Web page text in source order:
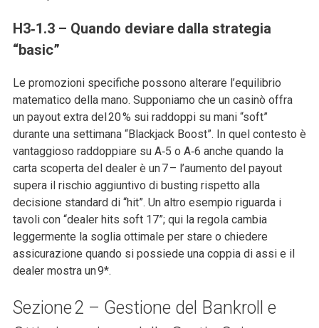
H3‑1.3 – Quando deviare dalla strategia
“basic”
Le promozioni specifiche possono alterare l’equilibrio
matematico della mano. Supponiamo che un casinò offra
un payout extra del 20 % sui raddoppi su mani “soft”
durante una settimana “Blackjack Boost”. In quel contesto è
vantaggioso raddoppiare su A‑5 o A‑6 anche quando la
carta scoperta del dealer è un 7 – l’aumento del payout
supera il rischio aggiuntivo di busting rispetto alla
decisione standard di “hit”. Un altro esempio riguarda i
tavoli con “dealer hits soft 17”; qui la regola cambia
leggermente la soglia ottimale per stare o chiedere
assicurazione quando si possiede una coppia di assi e il
dealer mostra un 9*.
Sezione 2 – Gestione del Bankroll e